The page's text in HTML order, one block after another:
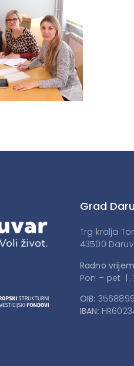
Grad
Trg kralja
43500
Radno
Pon – pet |
OIB:
IBAN: